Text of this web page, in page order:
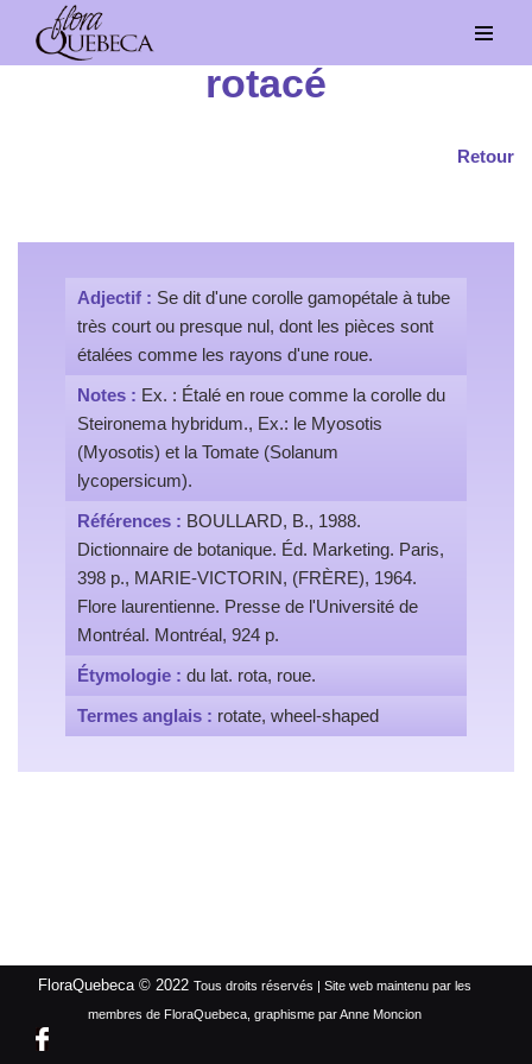
Aller
rotacé
Retour
Adjectif : Se dit d'une corolle gamopétale à tube
très court ou presque nul, dont les pièces sont
étalées comme les rayons d'une roue.
Notes : Ex. : Étalé en roue comme la corolle du
Steironema hybridum., Ex.: le Myosotis
(Myosotis) et la Tomate (Solanum
lycopersicum).
Références : BOULLARD, B., 1988.
Dictionnaire de botanique. Éd. Marketing. Paris,
398 p., MARIE-VICTORIN, (FRÈRE), 1964.
Flore laurentienne. Presse de l'Université de
Montréal. Montréal, 924 p.
Étymologie : du lat. rota, roue.
Termes anglais : rotate, wheel-shaped
FloraQuebeca © 2022 Tous droits réservés | Site web maintenu par les
membres de FloraQuebeca, graphisme par Anne Moncion